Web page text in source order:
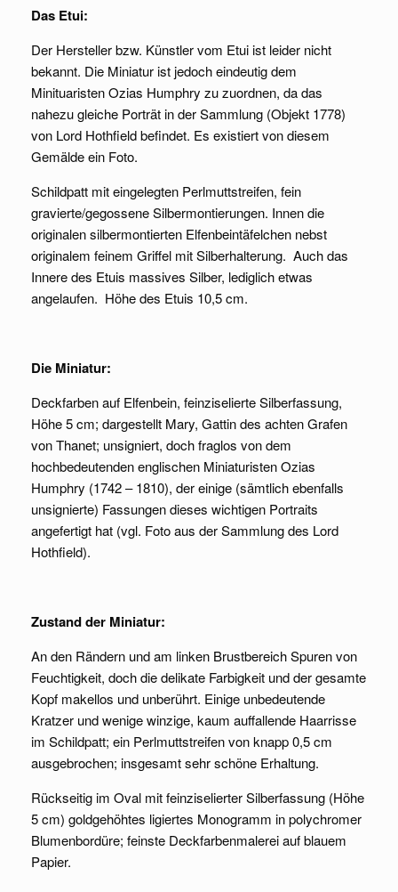
Das Etui:
Der Hersteller bzw. Künstler vom Etui ist leider nicht
bekannt. Die Miniatur ist jedoch eindeutig dem
Minituaristen Ozias Humphry zu zuordnen, da das
nahezu gleiche Porträt in der Sammlung (Objekt 1778)
von Lord Hothfield befindet. Es existiert von diesem
Gemälde ein Foto.
Schildpatt mit eingelegten Perlmuttstreifen, fein
gravierte/gegossene Silbermontierungen. Innen die
originalen silbermontierten Elfenbeintäfelchen nebst
originalem feinem Griffel mit Silberhalterung. Auch das
Innere des Etuis massives Silber, lediglich etwas
angelaufen. Höhe des Etuis 10,5 cm.
Die Miniatur:
Deckfarben auf Elfenbein, feinziselierte Silberfassung,
Höhe 5 cm; dargestellt Mary, Gattin des achten Grafen
von Thanet; unsigniert, doch fraglos von dem
hochbedeutenden englischen Miniaturisten Ozias
Humphry (1742 – 1810), der einige (sämtlich ebenfalls
unsignierte) Fassungen dieses wichtigen Portraits
angefertigt hat (vgl. Foto aus der Sammlung des Lord
Hothfield).
Zustand der Miniatur:
An den Rändern und am linken Brustbereich Spuren von
Feuchtigkeit, doch die delikate Farbigkeit und der gesamte
Kopf makellos und unberührt. Einige unbedeutende
Kratzer und wenige winzige, kaum auffallende Haarrisse
im Schildpatt; ein Perlmuttstreifen von knapp 0,5 cm
ausgebrochen; insgesamt sehr schöne Erhaltung.
Rückseitig im Oval mit feinziselierter Silberfassung (Höhe
5 cm) goldgehöhtes ligiertes Monogramm in polychromer
Blumenbordüre; feinste Deckfarbenmalerei auf blauem
Papier.